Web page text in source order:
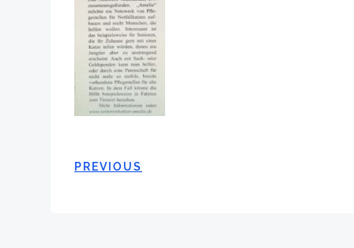
POST
PREVIOUS